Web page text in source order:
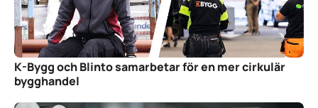
K-Bygg och Blinto samarbetar för en mer cirkulär
bygghandel